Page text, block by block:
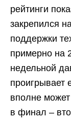
рейтинги
закрепился
поддержки
примерно на
недельной
проигрывает
вполне
в финал –